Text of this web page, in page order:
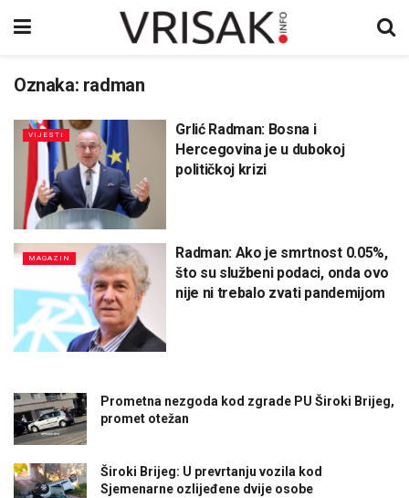
Oznaka: radman
VIJESTI
Grlić Radman: Bosna i
Hercegovina je u dubokoj
političkoj krizi
MAGAZIN
Radman: Ako je smrtnost 0.05%,
što su službeni podaci, onda ovo
nije ni trebalo zvati pandemijom
Prometna nezgoda kod zgrade PU Široki Brijeg,
promet otežan
Široki Brijeg: U prevrtanju vozila kod
Sjemenarne ozlijeđene dvije osobe